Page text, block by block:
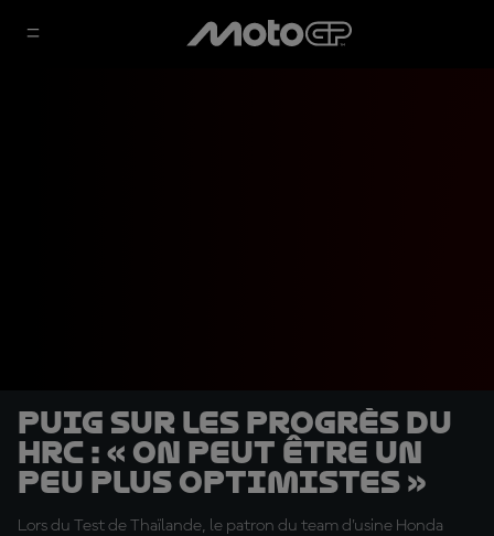
Puig sur les progrès du
HRC : « On peut être un
peu plus optimistes »
Lors du Test de Thaïlande, le patron du team d'usine Honda